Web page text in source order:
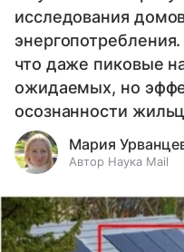
исследования
что даже пиковые
ожидаемых, но
осознанности
Мария
Автор Наука Mail